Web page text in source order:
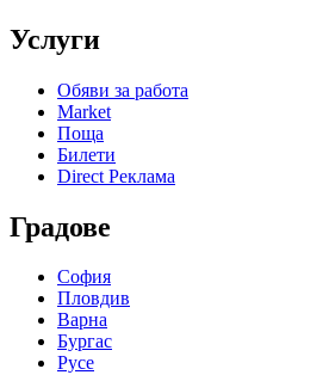
Услуги
Обяви за работа
Market
Поща
Билети
Direct Реклама
Градове
София
Пловдив
Варна
Бургас
Русе